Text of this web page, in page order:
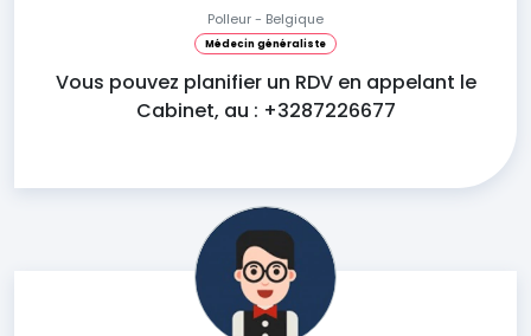
Polleur - Belgique
Médecin généraliste
Vous pouvez planifier un RDV en appelant le
Cabinet, au : +3287226677